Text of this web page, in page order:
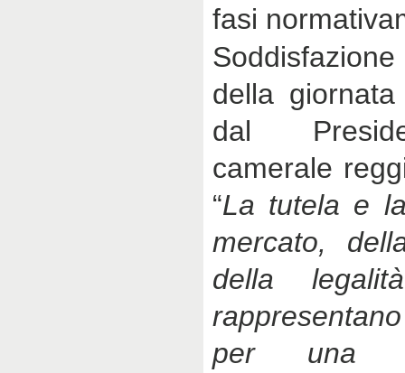
fasi
della
dal
camerale
“La tutela e
mercato,
della
per una